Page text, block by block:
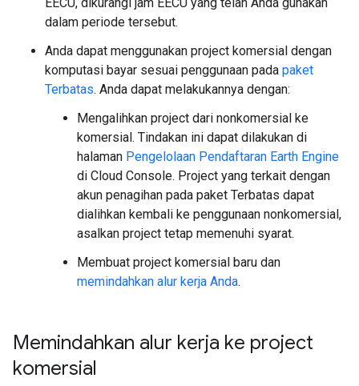
dalam periode tersebut.
Anda dapat menggunakan project komersial dengan
komputasi bayar sesuai penggunaan pada paket
Terbatas. Anda dapat melakukannya dengan:
Mengalihkan project dari nonkomersial ke
komersial. Tindakan ini dapat dilakukan di
halaman Pengelolaan Pendaftaran Earth Engine
di Cloud Console. Project yang terkait dengan
akun penagihan pada paket Terbatas dapat
dialihkan kembali ke penggunaan nonkomersial,
asalkan project tetap memenuhi syarat.
Membuat project komersial baru dan
memindahkan alur kerja Anda.
Memindahkan alur kerja ke project
komersial